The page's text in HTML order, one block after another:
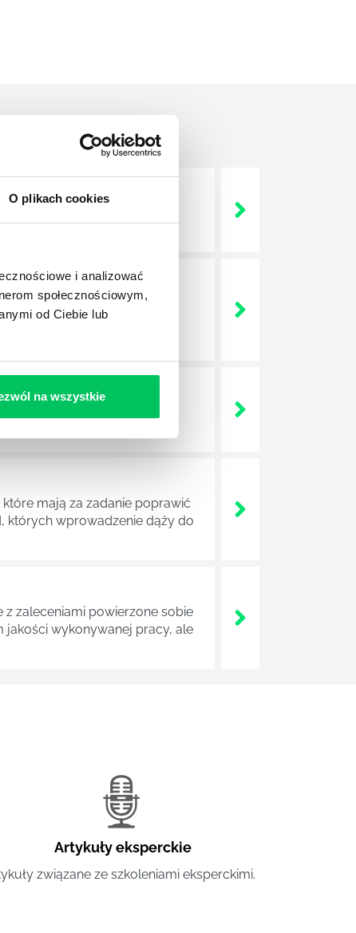
O plikach cookies
i analizować
społecznościowym,
od Ciebie lub
na wszystkie
Od kiedy ich
w niej także dokładnie
wygląda? Czy z
Kogo w zasadzie
mają za zadanie poprawić
których wprowadzenie dąży do
zaleceniami powierzone sobie
jakości wykonywanej pracy, ale
Artykuły eksperckie
związane ze szkoleniami eksperckimi.